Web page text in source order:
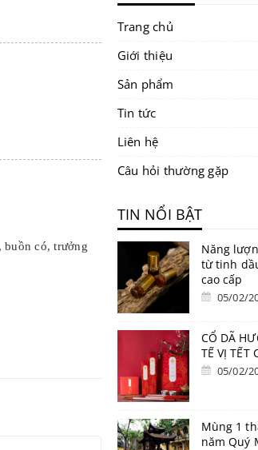
buồn có, trưởng
Trang chủ
Giới thiệu
Sản phẩm
Tin tức
Liên hệ
Câu hỏi thường gặp
TIN NỔI BẬT
Năng
từ tinh
cao cấp
05/02/
CỔ DÃ
TẾ VỊ TẾT
05/02/
Mùng 1
năm Quý